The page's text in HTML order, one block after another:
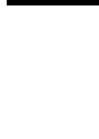
1182개팀 전수조사